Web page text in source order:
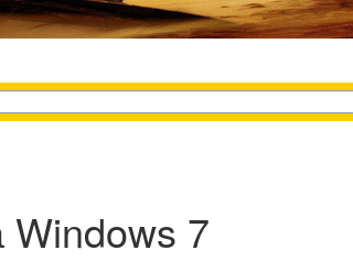
Windows 7